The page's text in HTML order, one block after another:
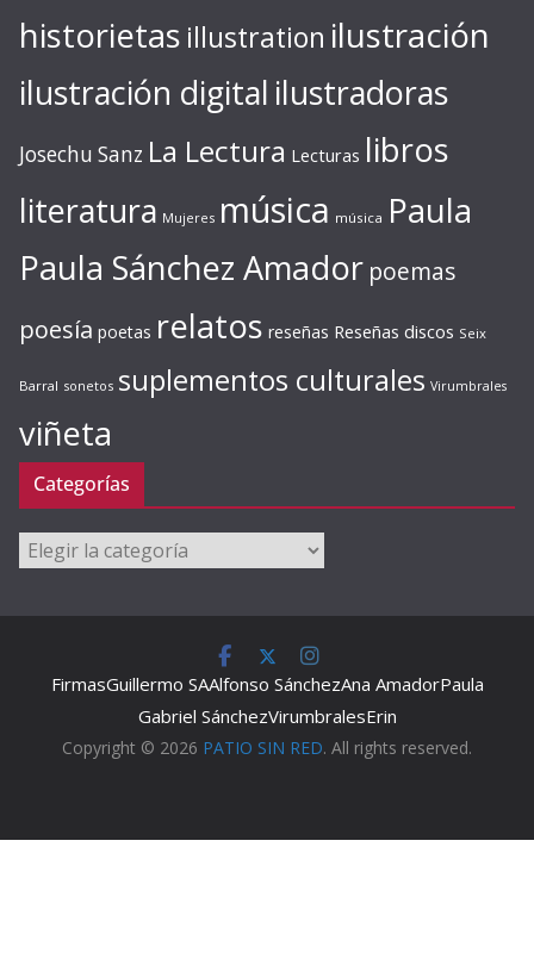
historietas illustration ilustración
ilustración digital ilustradoras
Josechu Sanz La Lectura Lecturas libros
literatura Mujeres música música Paula
Paula Sánchez Amador poemas
poesía poetas relatos reseñas Reseñas discos Seix
Barral sonetos suplementos culturales Virumbrales
viñeta
Categorías
Categorías
FirmasGuillermo SAAlfonso SánchezAna AmadorPaula
Gabriel SánchezVirumbralesErin
Copyright © 2026 PATIO SIN RED. All rights reserved.